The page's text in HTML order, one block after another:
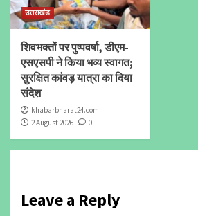
उत्तराखंड
शिवभक्तों पर पुष्पवर्षा, डीएम-
एसएसपी ने किया भव्य स्वागत;
सुरक्षित कांवड़ यात्रा का दिया
संदेश
khabarbharat24.com
2 August 2026
0
Leave a Reply